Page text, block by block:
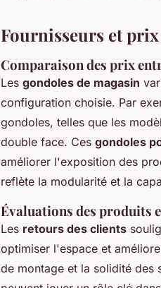
Fournisseurs et prix
Comparaison des prix
Les gondoles de magasin
configuration choisie. Par
gondoles, telles que les
double face. Ces gondoles
améliorer l'exposition des
reflète la modularité et la
Évaluations des produits
Les retours des clients
optimiser l'espace et
de montage et la solidité des